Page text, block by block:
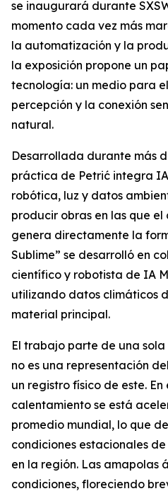
se inaugurará durante
momento cada vez más
la automatización y la
la exposición propone un
tecnología: un medio para
percepción y la conexión
natural.
Desarrollada durante más
práctica de Petrić integra
robótica, luz y datos
producir obras en las que
genera directamente la
Sublime” se desarrolló en
científico y robotista de IA
utilizando datos climáticos
material principal.
El trabajo parte de una
no es una representación
un registro físico de este. En
calentamiento se está
promedio mundial, lo que
condiciones estacionales
en la región. Las amapolas
condiciones, floreciendo